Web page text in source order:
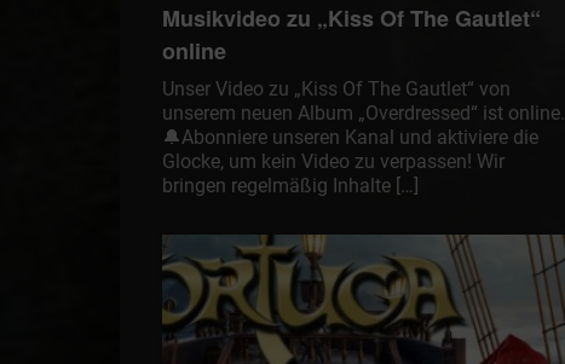
Musikvideo zu „Kiss Of The Gautlet“
online
Unser Video zu „Kiss Of The Gautlet“ von
unserem neuen Album „Overdressed“ ist online.
🔔Abonniere unseren Kanal und aktiviere die
Glocke, um kein Video zu verpassen! Wir
bringen regelmäßig Inhalte […]